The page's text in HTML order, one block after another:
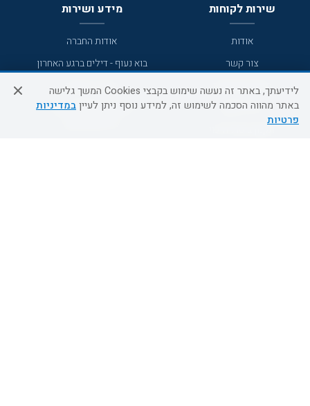
שירות לקוחות
אודות
צור קשר
מדיניות פרטיות
מידע לנוסע
מידע ושירות
אודות החברה
בוא נעוף - דילים ברגע האחרון
הסדרי נגישות
השטיח המעופף הטבות
לידיעתך, באתר זה נעשה שימוש בקבצי Cookies המשך גלישה
באתר מהווה הסכמה לשימוש זה, למידע נוסף ניתן לעייןבמדיניות
פרטיות